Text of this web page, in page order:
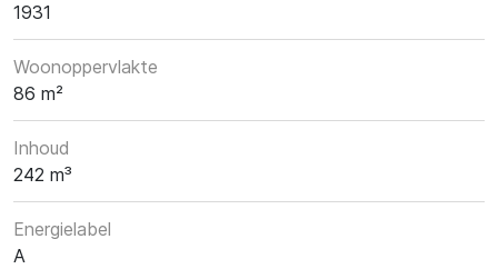
1931
Woonoppervlakte
86 m²
Inhoud
242 m³
Energielabel
A